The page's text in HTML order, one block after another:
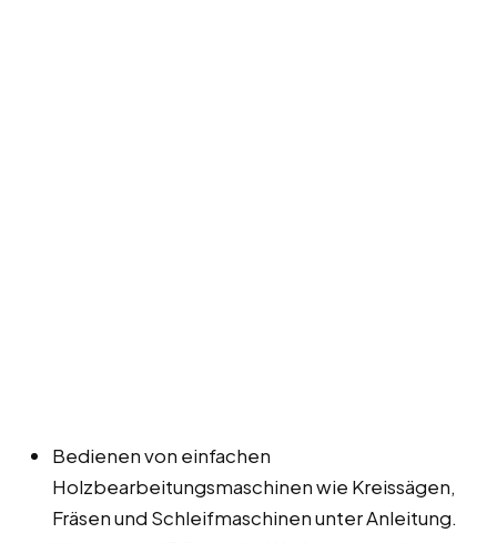
Bedienen von einfachen
Holzbearbeitungsmaschinen wie Kreissägen,
Fräsen und Schleifmaschinen unter Anleitung.